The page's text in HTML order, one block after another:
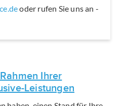
oder rufen Sie uns an -
Ihrer
Leistungen